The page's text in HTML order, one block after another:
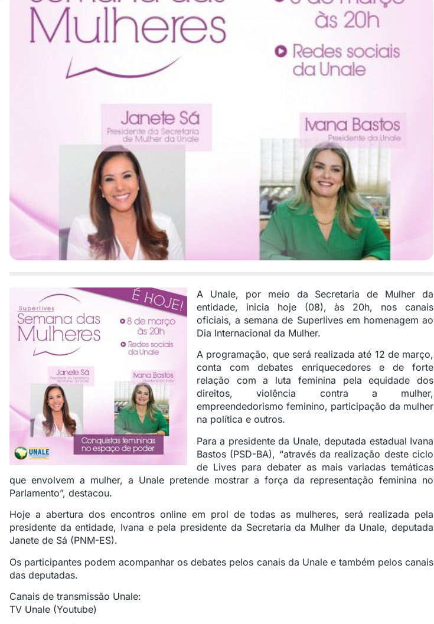
A Unale, por meio da Secretaria de Mulher da
entidade, inicia hoje (08), às 20h, nos canais
oficiais, a semana de Superlives em homenagem ao
Dia Internacional da Mulher.
A programação, que será realizada até 12 de março,
conta com debates enriquecedores e de forte
relação com a luta feminina pela equidade dos
direitos, violência contra a mulher,
empreendedorismo feminino, participação da mulher
na política e outros.
Para a presidente da Unale, deputada estadual Ivana
Bastos (PSD-BA), “através da realização deste ciclo
de Lives para debater as mais variadas temáticas
que envolvem a mulher, a Unale pretende mostrar a força da representação feminina no
Parlamento”, destacou.
Hoje a abertura dos encontros online em prol de todas as mulheres, será realizada pela
presidente da entidade, Ivana e pela presidente da Secretaria da Mulher da Unale, deputada
Janete de Sá (PNM-ES).
Os participantes podem acompanhar os debates pelos canais da Unale e também pelos canais
das deputadas.
Canais de transmissão Unale:
TV Unale (Youtube)